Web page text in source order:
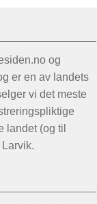
og
er en av landets
vi det meste
landet (og til